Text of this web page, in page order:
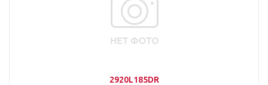
2920L185DR